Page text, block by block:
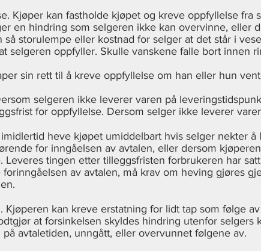
Kjøper kan fastholde kjøpet og kreve oppfyllelse
en hindring som selgeren ikke kan overvinne, eller
så storulempe eller kostnad for selger at det står i
selgeren oppfyller. Skulle vanskene falle bort innen
sin rett til å kreve oppfyllelse om han eller hun
selgeren ikke leverer varen på
for oppfyllelse. Dersom selger ikke leverer
heve kjøpet umiddelbart hvis selger nekter
for inngåelsen av avtalen, eller dersom
Leveres tingen etter tilleggsfristen forbrukeren har
forinngåelsen av avtalen, må krav om heving gjøres
Kjøperen kan kreve erstatning for lidt tap som følge
at forsinkelsen skyldes hindring utenfor
på avtaletiden, unngått, eller overvunnet følgene av.